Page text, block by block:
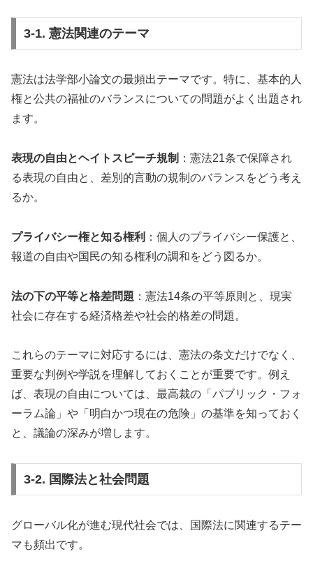
3-1. 憲法関連のテーマ
憲法は法学部小論文の最頻出テーマです。特に、基本的人
権と公共の福祉のバランスについての問題がよく出題され
ます。
表現の自由とヘイトスピーチ規制 ：憲法21条で保障され
る表現の自由と、差別的言動の規制のバランスをどう考え
るか。
プライバシー権と知る権利 ：個人のプライバシー保護と、
報道の自由や国民の知る権利の調和をどう図るか。
法の下の平等と格差問題 ：憲法14条の平等原則と、現実
社会に存在する経済格差や社会的格差の問題。
これらのテーマに対応するには、憲法の条文だけでなく、
重要な判例や学説を理解しておくことが重要です。例え
ば、表現の自由については、最高裁の「パブリック・フォ
ーラム論」や「明白かつ現在の危険」の基準を知っておく
と、議論の深みが増します。
3-2. 国際法と社会問題
グローバル化が進む現代社会では、国際法に関連するテー
マも頻出です。